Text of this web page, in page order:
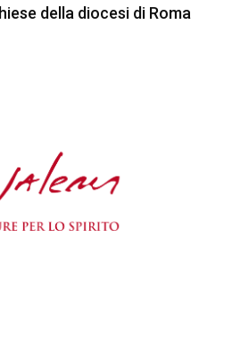
della diocesi di Roma